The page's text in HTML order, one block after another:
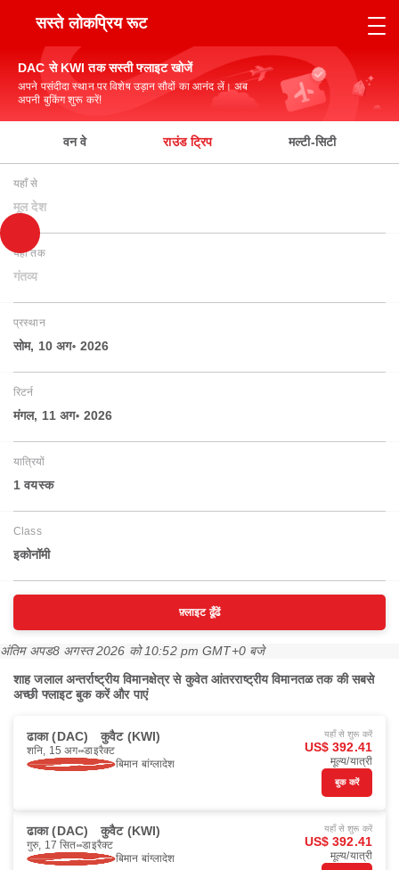
सस्ते लोकप्रिय रूट
DAC से KWI तक सस्ती फ्लाइट खोजें
अपने पसंदीदा स्थान पर विशेष उड़ान सौदों का आनंद लें। अब
अपनी बुकिंग शुरू करें!
वन वे राउंड ट्रिप मल्टी-सिटी
यहाँ से
मूल देश
यहाँ तक
गंतव्य
प्रस्थान
सोम, 10 अग॰ 2026
रिटर्न
मंगल, 11 अग॰ 2026
यात्रियों
1 वयस्‍क
Class
इकोनॉमी
फ़्लाइट ढूँढें
अंतिम अपड8 अगस्त 2026 को 10:52 pm GMT+0 बजे
शाह जलाल अन्तर्राष्ट्रीय विमानक्षेत्र से कुवेत आंतरराष्ट्रीय विमानतळ तक की सबसे
अच्छी फ्लाइट बुक करें और पाएं
ढाका (DAC) कुवैट (KWI)
शनि, 15 अग॰ डाइरैक्ट
बिमान बांग्लादेश
यहाँ से शुरू करें
US$ 392.41
मूल्य/यात्री
बुक करें
ढाका (DAC) कुवैट (KWI)
गुरु, 17 सित॰ डाइरैक्ट
बिमान बांग्लादेश
यहाँ से शुरू करें
US$ 392.41
मूल्य/यात्री